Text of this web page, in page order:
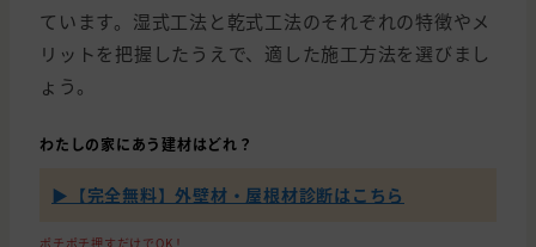
ています。湿式工法と乾式工法のそれぞれの特徴やメ
リットを把握したうえで、適した施工方法を選びまし
ょう。
わたしの家にあう建材はどれ？
▶【完全無料】外壁材・屋根材診断はこちら
ポチポチ押すだけでOK！